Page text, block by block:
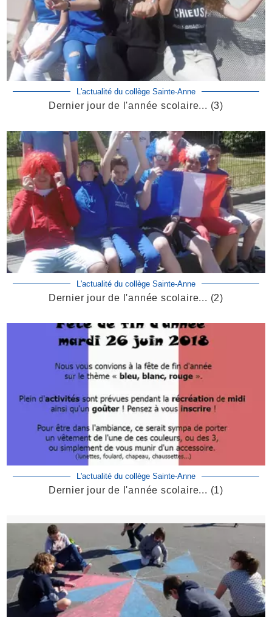
L'actualité du collège Sainte-Anne
Dernier jour de l'année scolaire... (3)
L'actualité du collège Sainte-Anne
Dernier jour de l'année scolaire... (2)
L'actualité du collège Sainte-Anne
Dernier jour de l'année scolaire... (1)